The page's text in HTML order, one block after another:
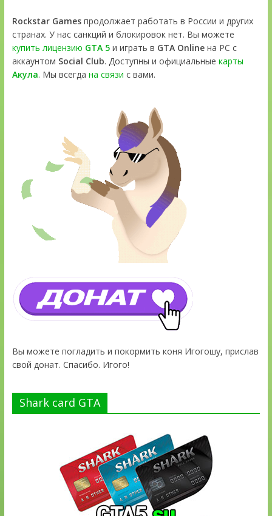
Rockstar Gamesпродолжает работать в России и других
странах. У нас санкций и блокировок нет. Вы можете
купить лицензию GTA 5и играть в GTA Onlineна PC с
аккаунтом Social Club. Доступны и официальные карты
Акула. Мы всегда на связи с вами.
Вы можете погладить и покормить коня Игогошу, прислав
свой донат. Спасибо. Игого!
Shark card GTA